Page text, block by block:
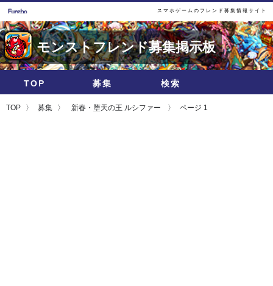
スマホゲームのフレンド募集情報サイト
モンストフレンド募集掲示板
TOP 募集 検索
TOP 募集 新春・堕天の王 ルシファー ページ 1